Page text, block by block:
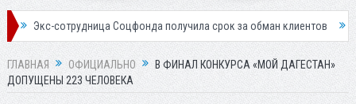
сотрудница Соцфонда получила срок за обман клиентов Жителей
ГЛАВНАЯ ОФИЦИАЛЬНО
В ФИНАЛ КОНКУРСА «МОЙ ДАГЕСТАН»
ДОПУЩЕНЫ 223 ЧЕЛОВЕКА